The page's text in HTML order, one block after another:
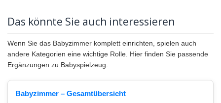
Das könnte Sie auch interessieren
Wenn Sie das Babyzimmer komplett einrichten, spielen auch
andere Kategorien eine wichtige Rolle. Hier finden Sie passende
Ergänzungen zu Babyspielzeug:
Babyzimmer – Gesamtübersicht